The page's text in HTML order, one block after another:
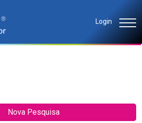
Login
Nova Pesquisa